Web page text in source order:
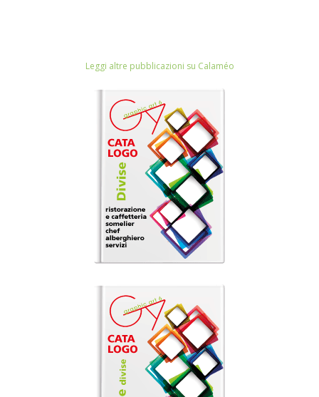
Leggi altre pubblicazioni su Calaméo